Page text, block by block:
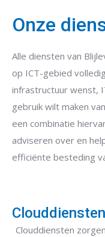
Onze
Alle diensten van
op ICT-gebied
infrastructuur wenst,
gebruik wilt maken
een combinatie
adviseren over en
efficiënte besteding
Clouddiensten
Clouddiensten